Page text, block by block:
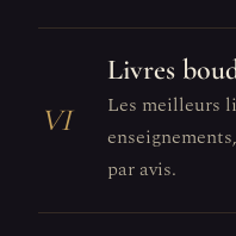
VI
Livres
Les meilleurs
par avis.